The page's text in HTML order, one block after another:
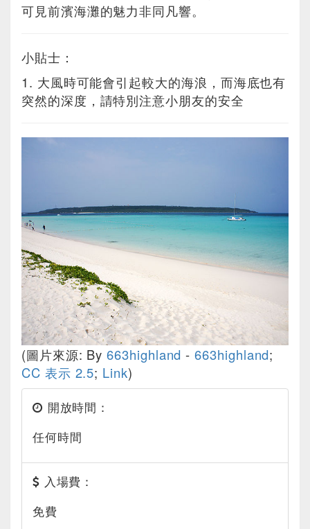
可見前濱海灘的魅力非同凡響。
小貼士：
1. 大風時可能會引起較大的海浪，而海底也有
突然的深度，請特別注意小朋友的安全
(圖片來源: By663highland -663highland;
CC 表示 2.5; Link)
開放時間：
任何時間
入場費：
免費